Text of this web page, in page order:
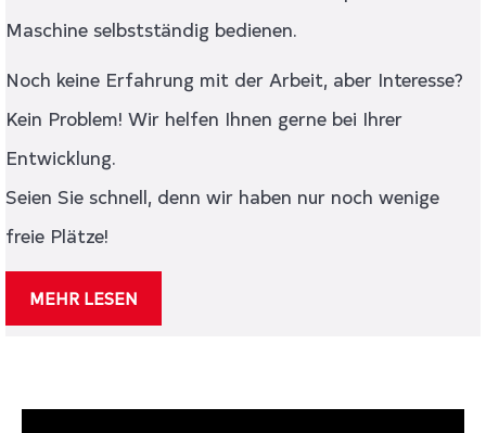
Maschine selbstständig bedienen.
Noch keine Erfahrung mit der Arbeit, aber Interesse?
Kein Problem! Wir helfen Ihnen gerne bei Ihrer
Entwicklung.
Seien Sie schnell, denn wir haben nur noch wenige
freie Plätze!
MEHR LESEN